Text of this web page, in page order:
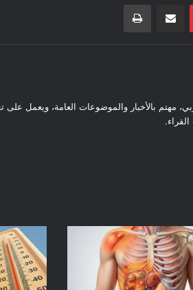
بالأخبار والموضوعات العامة، ويعمل على